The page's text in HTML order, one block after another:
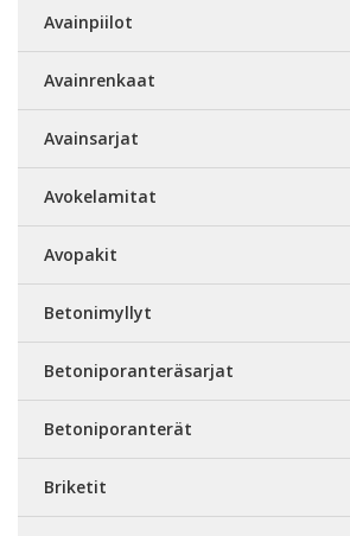
Avainpiilot
Avainrenkaat
Avainsarjat
Avokelamitat
Avopakit
Betonimyllyt
Betoniporanteräsarjat
Betoniporanterät
Briketit